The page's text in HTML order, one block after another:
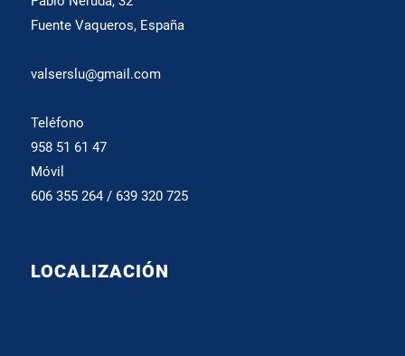
Fuente Vaqueros, España
valserslu@gmail.com
Teléfono
958 51 61 47
Móvil
606 355 264 / 639 320 725
LOCALIZACIÓN